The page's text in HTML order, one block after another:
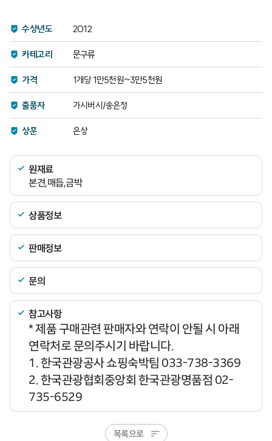
수상년도 2012
카테고리 문구류
가격 1개당 1만5천원~3만5천원
출품자 가시버시/송은정
상훈 은상
원재료
본견,매듭,금박
상품정보
판매정보
문의
참고사항
* 제품 구매관련 판매자와 연락이 안될 시 아래
연락처로 문의주시기 바랍니다.
1. 한국관광공사 쇼핑숙박팀 033-738-3369
2. 한국관광협회중앙회 한국관광명품점 02-
735-6529
목록으로